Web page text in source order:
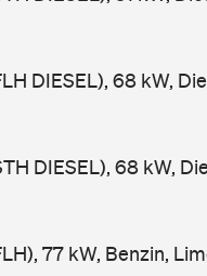
DIESEL), 68 kW,
DIESEL), 68 kW,
77 kW, Benzin,